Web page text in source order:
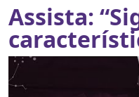
Assista: